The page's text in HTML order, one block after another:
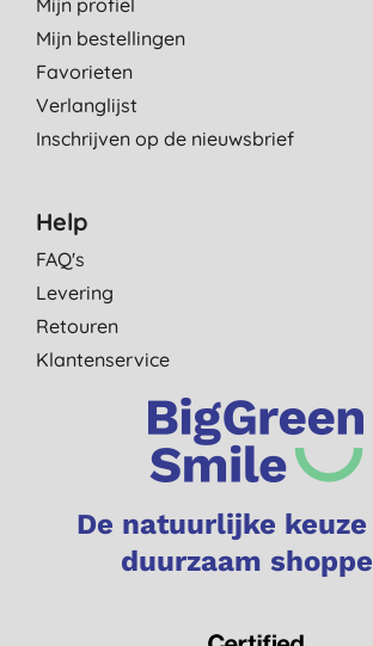
Mijn profiel
Mijn bestellingen
Favorieten
Verlanglijst
Inschrijven op de nieuwsbrief
Help
FAQ's
Levering
Retouren
Klantenservice
De natuurlijke keuze
duurzaam